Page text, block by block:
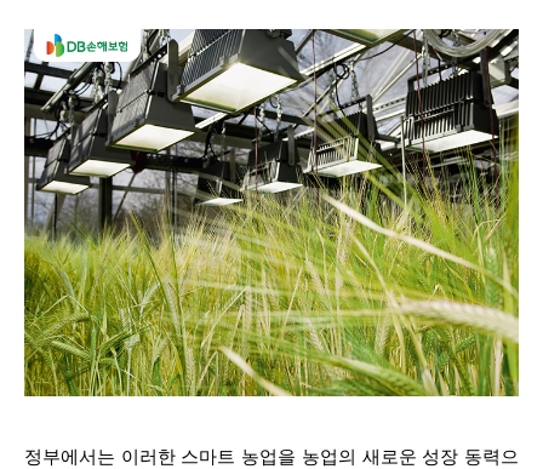
정부에서는 이러한 스마트 농업을 농업의 새로운 성장 동력으